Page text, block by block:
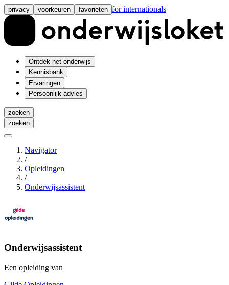
privacy voorkeuren favorieten for internationals
Ontdek het onderwijs
Kennisbank
Ervaringen
Persoonlijk advies
zoeken
zoeken
Navigator
/
Opleidingen
/
Onderwijsassistent
Onderwijsassistent
Een opleiding van